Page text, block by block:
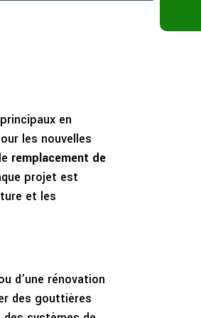
en
les nouvelles
remplacement de
projet est
et les
d’une rénovation
des gouttières